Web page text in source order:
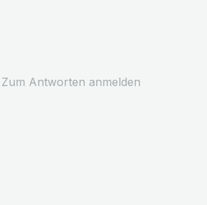
Zum Antworten anmelden